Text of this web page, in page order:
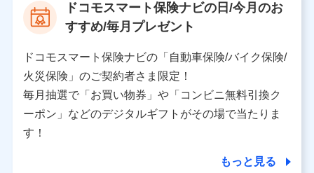
当社又は株式会社NTTドコモが提供する保険関連サービ
スにおけるユーザ登録受付および管理のため
を受けている保険会社・提携会社の保険その他に関する
情報を提供するため、また維持管理等の委託業務遂行の
ため、またそれらに付帯、関連する当社、株式会社NTT
ドコモおよび提携会社のサービスを案内、提供するため
（各サービスで取得したサービス利用履歴、ウェブサイ
トの閲覧履歴、購買履歴、ご契約内容等のパーソナルデ
ータを分析して、お客さまの趣味・嗜好・傾向に応じた
ドコモスマート保険ナビの日/今月のお
すすめ/毎月プレゼント
ドコモスマート保険ナビの「自動車保険/バイク保険/
火災保険」のご契約者さま限定！
毎月抽選で「お買い物券」や「コンビニ無料引換ク
ーポン」などのデジタルギフトがその場で当たりま
す！
もっと見る